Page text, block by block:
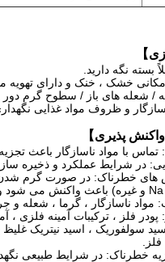
】
بسته نگه دارید.
خشک ، خنک و دارای تهویه
/ شعله های باز / سطوح گرم دور
و ظروف مواد غذایی
واکنش پذیری】
با مواد ناسازگار باعث
در شرایط عملکرد و ذخیره
های خطرناک: در صورت گرم
مواد ناسازگار ، گرما ، شعله و
پودر فلز ، ترکیبات آمینه فلزی
اسید سولفوریک ، اسید نیتریک
خطرناک: در شرایط طبیعی